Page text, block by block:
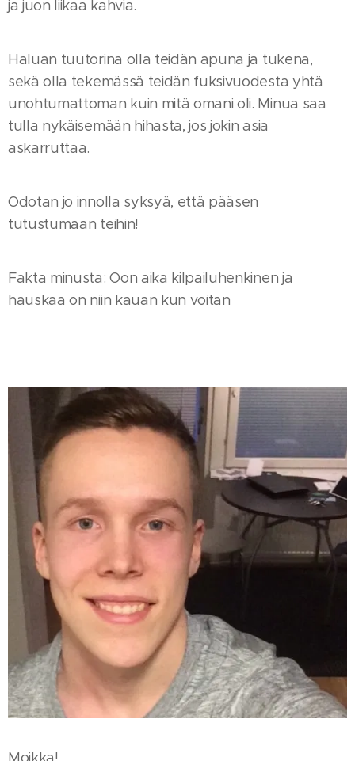
ja juon liikaa kahvia.
Haluan tuutorina olla teidän apuna ja tukena,
sekä olla tekemässä teidän fuksivuodesta yhtä
unohtumattoman kuin mitä omani oli. Minua saa
tulla nykäisemään hihasta, jos jokin asia
askarruttaa.
Odotan jo innolla syksyä, että pääsen
tutustumaan teihin!
Fakta minusta: Oon aika kilpailuhenkinen ja
hauskaa on niin kauan kun voitan